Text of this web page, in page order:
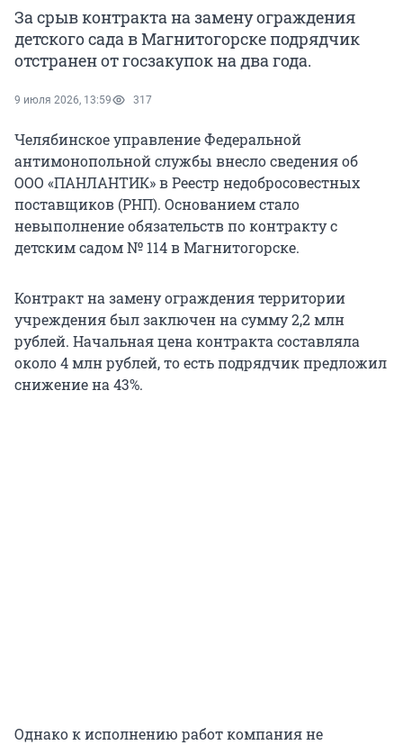
За срыв контракта на замену ограждения
детского сада в Магнитогорске подрядчик
отстранен от госзакупок на два года.
9 июля 2026, 13:59 317
Челябинское управление Федеральной
антимонопольной службы внесло сведения об
ООО «ПАНЛАНТИК» в Реестр недобросовестных
поставщиков (РНП). Основанием стало
невыполнение обязательств по контракту с
детским садом № 114 в Магнитогорске.
Контракт на замену ограждения территории
учреждения был заключен на сумму 2,2 млн
рублей. Начальная цена контракта составляла
около 4 млн рублей, то есть подрядчик предложил
снижение на 43%.
Однако к исполнению работ компания не